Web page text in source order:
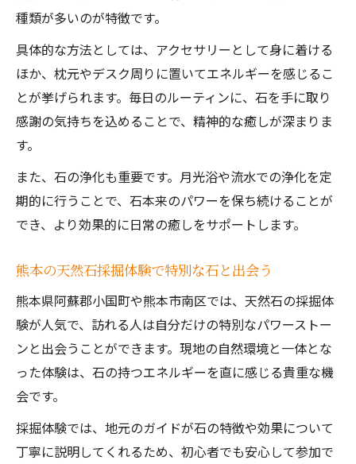
種類が多いのが特徴です。
具体的な方法としては、アクセサリーとして身に着ける
ほか、枕元やデスク周りに置いてエネルギーを感じるこ
とが挙げられます。毎日のルーティンに、石を手に取り
感謝の気持ちを込めることで、精神的な癒しが深まりま
す。
また、石の浄化も重要です。月光浴や流水での浄化を定
期的に行うことで、石本来のパワーを保ち続けることが
でき、より効果的に日常の癒しをサポートします。
熊本の天然石採掘体験で特別な石と出会う
熊本県阿蘇郡小国町や熊本市南区では、天然石の採掘体
験が人気で、訪れる人は自分だけの特別なパワーストー
ンと出会うことができます。現地の自然環境と一体とな
った体験は、石の持つエネルギーを直に感じる貴重な機
会です。
採掘体験では、地元のガイドが石の特徴や効果について
丁寧に説明してくれるため、初心者でも安心して参加で